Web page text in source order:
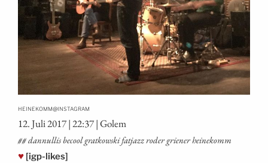
HEINEKOMM@INSTAGRAM
12. Juli 2017 | 22:37 | Golem
## dan­nul­lis becool grat­kow­ski fat­jazz roder grie­ner heinekomm
♥ [igp-likes]